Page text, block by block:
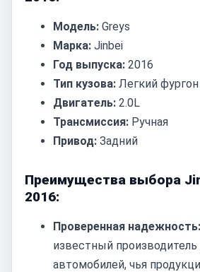
Модель: Greys
Марка: Jinbei
Год выпуска: 2016
Тип кузова: Легкий фургон
Двигатель: 2.0L
Трансмиссия: Ручная
Привод: Задний
Преимущества выбора
2016:
Проверенная надежность:
известный
автомобилей, чья